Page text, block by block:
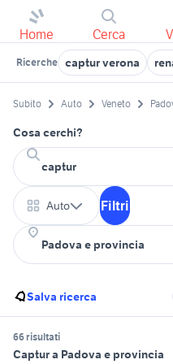
Home Cerca
Ricerche captur verona
Subito Auto Veneto
Cosa cerchi?
Auto Filtri
Salva ricerca
66 risultati
Captur a Padova e provincia